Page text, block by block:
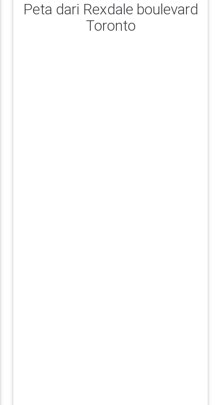
Peta dari Rexdale boulevard
Toronto